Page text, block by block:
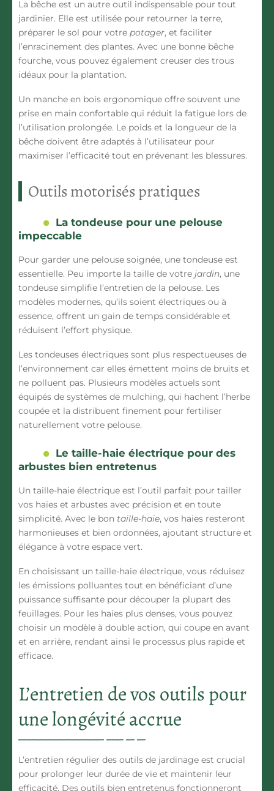
La bêche est un autre outil indispensable pour tout
jardinier. Elle est utilisée pour retourner la terre,
préparer le sol pour votre potager, et faciliter
l’enracinement des plantes. Avec une bonne bêche
fourche, vous pouvez également creuser des trous
idéaux pour la plantation.
Un manche en bois ergonomique offre souvent une
prise en main confortable qui réduit la fatigue lors de
l’utilisation prolongée. Le poids et la longueur de la
bêche doivent être adaptés à l’utilisateur pour
maximiser l’efficacité tout en prévenant les blessures.
Outils motorisés pratiques
La tondeuse pour une pelouse
impeccable
Pour garder une pelouse soignée, une tondeuse est
essentielle. Peu importe la taille de votre jardin, une
tondeuse simplifie l’entretien de la pelouse. Les
modèles modernes, qu’ils soient électriques ou à
essence, offrent un gain de temps considérable et
réduisent l’effort physique.
Les tondeuses électriques sont plus respectueuses de
l’environnement car elles émettent moins de bruits et
ne polluent pas. Plusieurs modèles actuels sont
équipés de systèmes de mulching, qui hachent l’herbe
coupée et la distribuent finement pour fertiliser
naturellement votre pelouse.
Le taille-haie électrique pour des
arbustes bien entretenus
Un taille-haie électrique est l’outil parfait pour tailler
vos haies et arbustes avec précision et en toute
simplicité. Avec le bon taille-haie, vos haies resteront
harmonieuses et bien ordonnées, ajoutant structure et
élégance à votre espace vert.
En choisissant un taille-haie électrique, vous réduisez
les émissions polluantes tout en bénéficiant d’une
puissance suffisante pour découper la plupart des
feuillages. Pour les haies plus denses, vous pouvez
choisir un modèle à double action, qui coupe en avant
et en arrière, rendant ainsi le processus plus rapide et
efficace.
L’entretien de vos outils pour
une longévité accrue
L’entretien régulier des outils de jardinage est crucial
pour prolonger leur durée de vie et maintenir leur
efficacité. Des outils bien entretenus fonctionneront